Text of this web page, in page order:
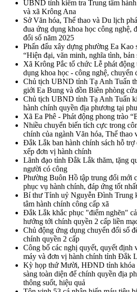
UBND tỉnh kiểm tra Trung tâm
và xã Krông Ana
Sở Văn hóa, Thể thao và Du lịch
đua ứng dụng khoa học công nghệ,
đổi số năm 2025
Phấn đấu xây dựng phường Ea Kao
“Hiện đại, văn minh, nghĩa tình, bản
Xã Krông Pắc tổ chức Lễ phát
dụng khoa học - công nghệ, chuyển
Chủ tịch UBND tỉnh Tạ Anh Tuấn
giới Ea Bung và đồn Biên phòng
Chủ tịch UBND tỉnh Tạ Anh Tuấn
hành chính quyền địa phương tại
Xã Ea Phê - Phát động phong trào
Nhiều chuyển biến tích cực trong
chính của ngành Văn hóa, Thể thao
Đắk Lắk ban hành chính sách hỗ trợ
xếp đơn vị hành chính
Lãnh đạo tỉnh Đắk Lắk thăm, tặng
người có công
Phường Buôn Hồ tập trung đổi mới
phục vụ hành chính, đáp ứng tốt
Bí thư Tỉnh uỷ Nguyễn Đình Trung
tâm hành chính công cấp xã
Đắk Lắk khắc phục "điểm nghẽn"
hướng tới chính quyền 2 cấp liền
Chủ động ứng dụng chuyển đổi số
chính quyền 2 cấp
Công bố các nghị quyết, quyết định
máy và đơn vị hành chính tỉnh Đắk
Kỳ họp thứ Mười, HĐND tỉnh khóa
sàng toàn diện để chính quyền địa
thông suốt, hiệu quả